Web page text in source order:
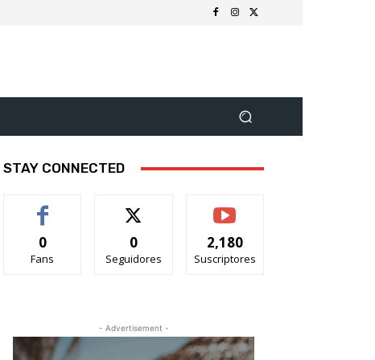
STAY CONNECTED
0
Fans
0
Seguidores
2,180
Suscriptores
- Advertisement -